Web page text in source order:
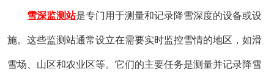
雪深监测站是专门用于测量和记录降雪深度的设备或设
施。这些监测站通常设立在需要实时监控雪情的地区，如滑
雪场、山区和农业区等。它们的主要任务是测量并记录降雪